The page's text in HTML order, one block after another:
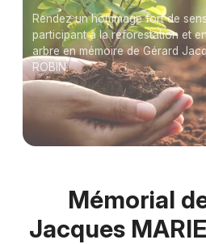
Rendez un hommage fort de
participant à la reforestation et
arbre en mémoire de Gérard
ROBIN.
Mémorial
Jacques